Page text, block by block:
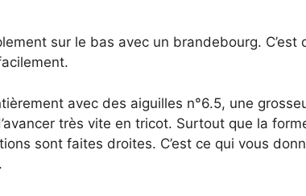
sur le bas avec un brandebourg. C’est
avec des aiguilles n°6.5, une
très vite en tricot. Surtout que la
sont faites droites. C’est ce qui vous